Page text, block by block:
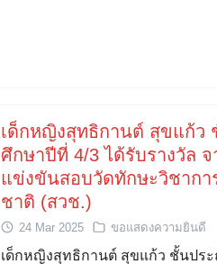
เด็กหญิงสุทธิกานต์ สุขแก้ว
ศึกษาปีที่ 4/3 ได้รับรางวัล จ
แข่งขันสอบวัดทักษะวิชากา
ชาติ (สวช.)
24 Mar 2025 ขอแสดงความยินดี
เด็กหญิงสุทธิกานต์ สุขแก้ว ชั้นปร